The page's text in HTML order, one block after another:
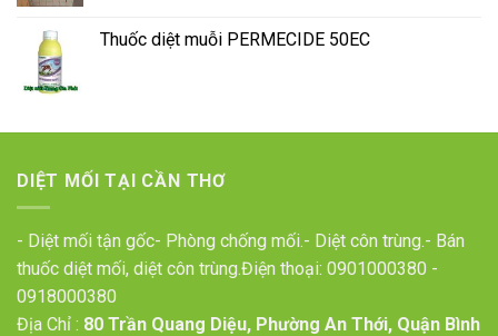
Thuốc diệt muỗi PERMECIDE 50EC
DIỆT MỐI TẠI CẦN THƠ
- Diệt mối tận gốc- Phòng chống mối.- Diệt côn trùng.- Bán
thuốc diệt mối, diệt côn trùng.Điện thoại: 0901000380 -
0918000380
Địa Chỉ : 80 Trần Quang Diệu, Phường An Thới, Quận Bình